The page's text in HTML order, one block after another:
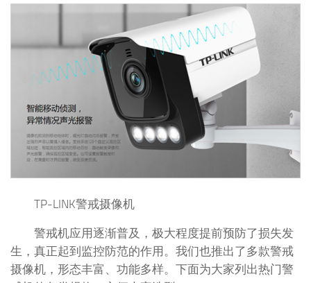
TP-LINK警戒摄像机
警戒机应用逐渐普及，极大程度提前预防了损失发
生，真正起到监控防范的作用。我们也推出了多款警戒
摄像机，形态丰富、功能多样。下面为大家列出热门警